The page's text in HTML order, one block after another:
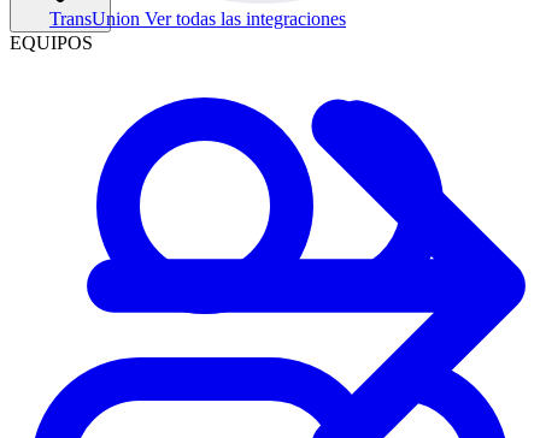
TransUnion Ver todas las integraciones
EQUIPOS